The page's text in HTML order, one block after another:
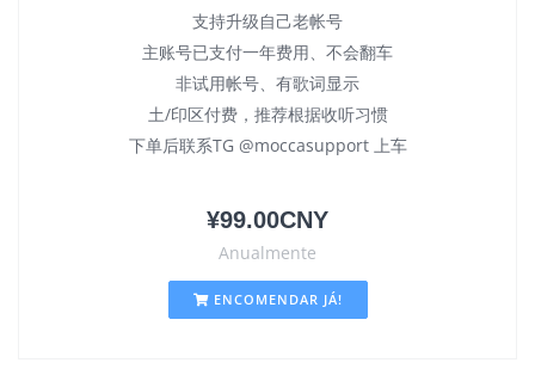
支持升级自己老帐号
主账号已支付一年费用、不会翻车
非试用帐号、有歌词显示
土/印区付费，推荐根据收听习惯
下单后联系TG @moccasupport 上车
¥99.00CNY
Anualmente
ENCOMENDAR JÁ!